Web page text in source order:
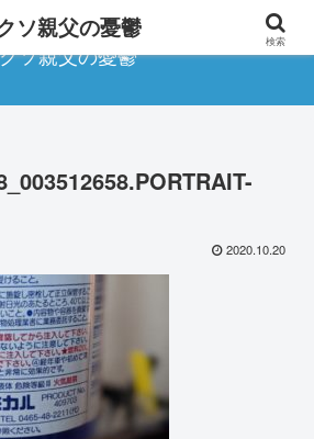
クソ親父の憂鬱
2020.10.20
ソ親父の憂鬱 検索